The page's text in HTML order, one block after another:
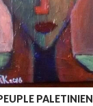
PALETINIEN